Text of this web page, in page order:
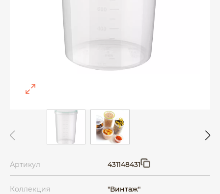
Артикул 431148431
Коллекция "Винтаж"